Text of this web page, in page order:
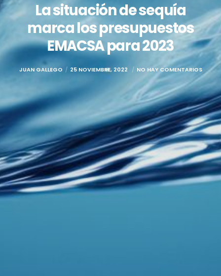
La situación de sequía
marca los presupuestos
EMACSA para 2023
JUAN GALLEGO 25 NOVIEMBRE, 2022 NO HAY COMENTARIOS